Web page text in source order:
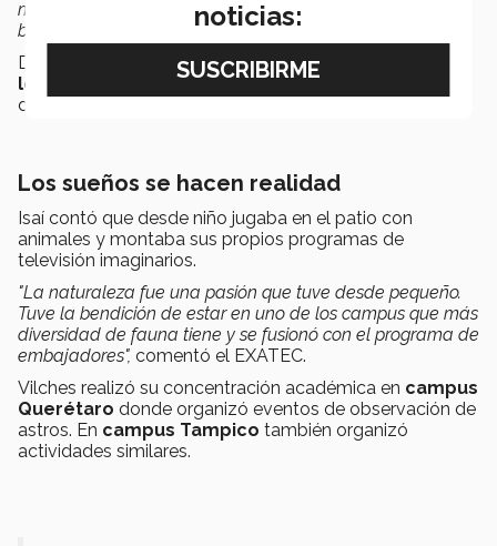
mismo y con el público de que lo que les estoy dando, si
bien es digerible y entendible, también es real".
De esta forma Isaí concluye en que su carrera en el
le brindó las bases para hoy poder realizar su trabajo
de forma profesional.
Los sueños se hacen realidad
Isaí contó que desde niño jugaba en el patio con
animales y montaba sus propios programas de
televisión imaginarios.
"La naturaleza fue una pasión que tuve desde pequeño.
Tuve la bendición de estar en uno de los campus que más
diversidad de fauna tiene y se fusionó con el programa de
embajadores", comentó el EXATEC.
Vilches realizó su concentración académica en campus
Querétaro donde organizó eventos de observación de
astros. En campus Tampico también organizó
actividades similares.
noticias: